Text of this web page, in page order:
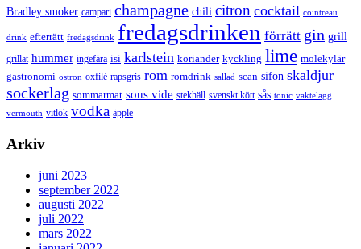
Bradley smoker campari champagne chili citron cocktail cointreau
drink efterrätt fredagsdrink fredagsdrinken förrätt gin grill
grillat hummer ingefära isi karlstein koriander kyckling lime molekylär
gastronomi ostron oxfilé rapsgris rom romdrink sallad scan sifon skaldjur
sockerlag sommarmat sous vide stekhäll svenskt kött sås tonic vaktelägg
vermouth vitlök vodka äpple
Arkiv
juni 2023
september 2022
augusti 2022
juli 2022
mars 2022